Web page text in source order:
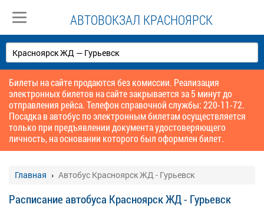
АВТОВОКЗАЛ КРАСНОЯРСК
Билеты на сайте продаются без комиссии. Реализация
электронных билетов на сайте закрывается за 5 минут до
отправления рейса. Телефон справочной службы: 220-11-72.
Посадка в автобус по электронным билетам осуществляется
только при предъявлении документа удостоверяющего
личность, на основании которого был оформлен билет.
Главная Автобус Красноярск ЖД - Гурьевск
Расписание автобуса Красноярск ЖД - Гурьевск